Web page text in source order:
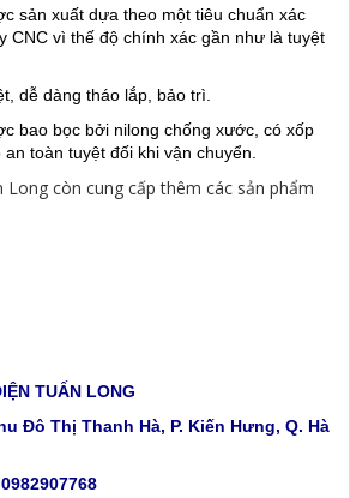
sản xuất dựa theo một tiêu chuẩn xác
CNC vì thế độ chính xác gần như là tuyệt
dễ dàng tháo lắp, bảo trì.
bao bọc bởi nilong chống xước, có xốp
toàn tuyệt đối khi vận chuyển.
Long còn cung cấp thêm các sản phẩm
TUẤN LONG
Đô Thị Thanh Hà, P. Kiến Hưng, Q. Hà